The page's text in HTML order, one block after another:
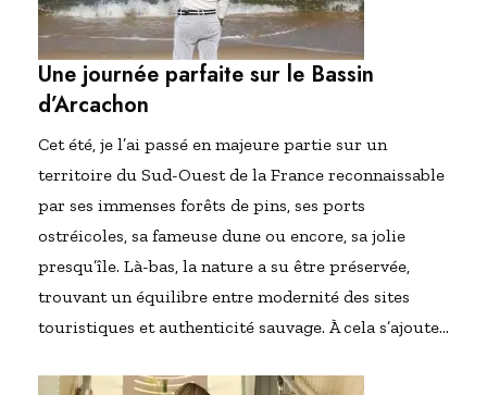
Une journée parfaite sur le Bassin
d’Arcachon
Cet été, je l’ai passé en majeure partie sur un
territoire du Sud-Ouest de la France reconnaissable
par ses immenses forêts de pins, ses ports
ostréicoles, sa fameuse dune ou encore, sa jolie
presqu’île. Là-bas, la nature a su être préservée,
trouvant un équilibre entre modernité des sites
touristiques et authenticité sauvage. À cela s’ajoute…